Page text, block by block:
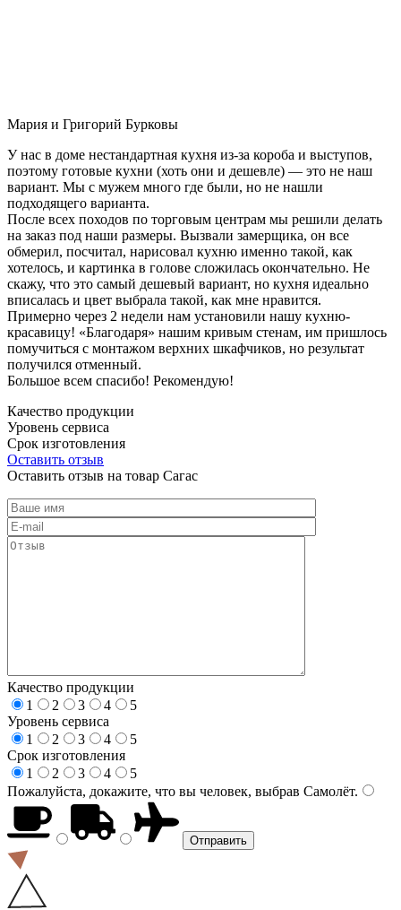
Мария и Григорий Бурковы
У нас в доме нестандартная кухня из-за короба и выступов,
поэтому готовые кухни (хоть они и дешевле) — это не наш
вариант. Мы с мужем много где были, но не нашли
подходящего варианта.
После всех походов по торговым центрам мы решили делать
на заказ под наши размеры. Вызвали замерщика, он все
обмерил, посчитал, нарисовал кухню именно такой, как
хотелось, и картинка в голове сложилась окончательно. Не
скажу, что это самый дешевый вариант, но кухня идеально
вписалась и цвет выбрала такой, как мне нравится.
Примерно через 2 недели нам установили нашу кухню-
красавицу! «Благодаря» нашим кривым стенам, им пришлось
помучиться с монтажом верхних шкафчиков, но результат
получился отменный.
Большое всем спасибо! Рекомендую!
Качество продукции
Уровень сервиса
Срок изготовления
Оставить отзыв
Оставить отзыв на товар Сагас
Качество продукции
1
2 3 4
5
Уровень сервиса
1
2 3 4
5
Срок изготовления
1
2 3 4
5
Пожалуйста, докажите, что вы человек, выбрав Самолёт.